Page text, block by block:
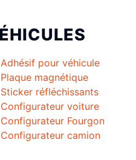
Adhésif pour véhicule
Plaque magnétique
Sticker réfléchissants
Configurateur voiture
Configurateur Fourgon
Configurateur camion